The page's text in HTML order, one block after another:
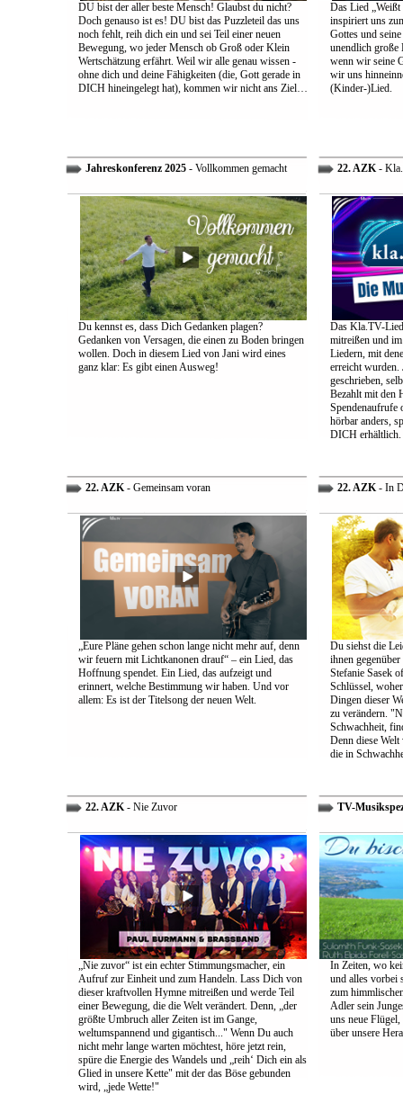
DU bist der aller beste Mensch! Glaubst du nicht?
Doch genauso ist es! DU bist das Puzzleteil das uns
noch fehlt, reih dich ein und sei Teil einer neuen
Bewegung, wo jeder Mensch ob Groß oder Klein
Wertschätzung erfährt. Weil wir alle genau wissen -
ohne dich und deine Fähigkeiten (die, Gott gerade in
DICH hineingelegt hat), kommen wir nicht ans Ziel…
Das Lied
inspiriert uns
Gottes und
unendlich große
wenn wir seine
wir uns
(Kinder-)Lied.
Jahreskonferenz 2025- Vollkommen gemacht
Du kennst es, dass Dich Gedanken plagen?
Gedanken von Versagen, die einen zu Boden bringen
wollen. Doch in diesem Lied von Jani wird eines
ganz klar: Es gibt einen Ausweg!
22. AZK-
Das Kla.TV-
mitreißen und
Liedern, mit
erreicht wurden.
geschrieben,
Bezahlt mit den
Spendenaufrufe
hörbar anders,
DICH erhältlich.
22. AZK- Gemeinsam voran
„Eure Pläne gehen schon lange nicht mehr auf, denn
wir feuern mit Lichtkanonen drauf“ – ein Lied, das
Hoffnung spendet. Ein Lied, das aufzeigt und
erinnert, welche Bestimmung wir haben. Und vor
allem: Es ist der Titelsong der neuen Welt.
22. AZK- In
Du siehst die
ihnen
Stefanie Sasek
Schlüssel,
Dingen dieser
zu verändern.
Schwachheit,
Denn diese Welt
die in
22. AZK- Nie Zuvor
„Nie zuvor“ ist ein echter Stimmungsmacher, ein
Aufruf zur Einheit und zum Handeln. Lass Dich von
dieser kraftvollen Hymne mitreißen und werde Teil
einer Bewegung, die die Welt verändert. Denn, „der
größte Umbruch aller Zeiten ist im Gange,
weltumspannend und gigantisch..." Wenn Du auch
nicht mehr lange warten möchtest, höre jetzt rein,
spüre die Energie des Wandels und „reih‘ Dich ein als
Glied in unsere Kette" mit der das Böse gebunden
wird, „jede Wette!"
TV-
In Zeiten, wo
und alles vorbei
zum
Adler sein
uns neue
über unsere